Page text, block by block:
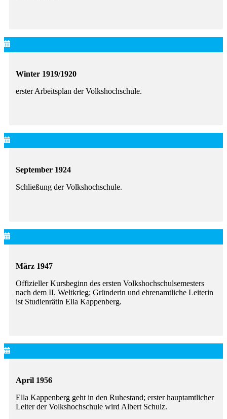
Winter 1919/1920
erster Arbeitsplan der Volkshochschule.
September 1924
Schließung der Volkshochschule.
März 1947
Offizieller Kursbeginn des ersten Volkshochschulsemesters
nach dem II. Weltkrieg; Gründerin und ehrenamtliche Leiterin
ist Studienrätin Ella Kappenberg.
April 1956
Ella Kappenberg geht in den Ruhestand; erster hauptamtlicher
Leiter der Volkshochschule wird Albert Schulz.